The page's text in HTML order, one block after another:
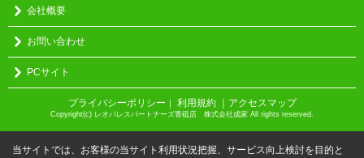
会社概要
お問い合わせ
PCサイト
プライバシーポリシー 利用規約 ｜アクセスマップ
Copyright(c) レオパレスパートナーズ青砥店 株式会社成家 All rights reserved.
当サイトでは、お客様の当サイト利用状況把握、サービス向上検討を目的と